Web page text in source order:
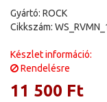
Gyártó: ROCK
Cikkszám:
Készlet információ:
Rendelésre
11 500 Ft